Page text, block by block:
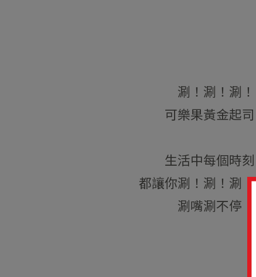
涮！涮！涮！
可樂果黃金起司
生活中每個時刻
都讓你涮！涮！涮！
涮嘴涮不停！